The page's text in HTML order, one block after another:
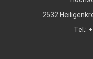
2532
Tel.: